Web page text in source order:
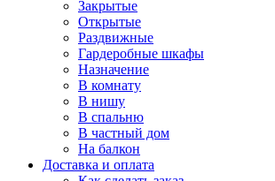
Закрытые
Открытые
Раздвижные
Гардеробные шкафы
Назначение
В комнату
В нишу
В спальню
В частный дом
На балкон
Доставка и оплата